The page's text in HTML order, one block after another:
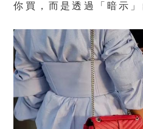
你買，而是透過「暗示」